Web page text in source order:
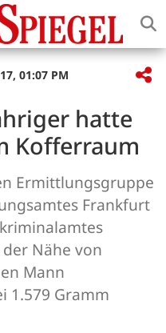
01:07 PM
hatte
Kofferraum
Ermittlungsgruppe
Frankfurt
Nähe von
Mann
1.579 Gramm